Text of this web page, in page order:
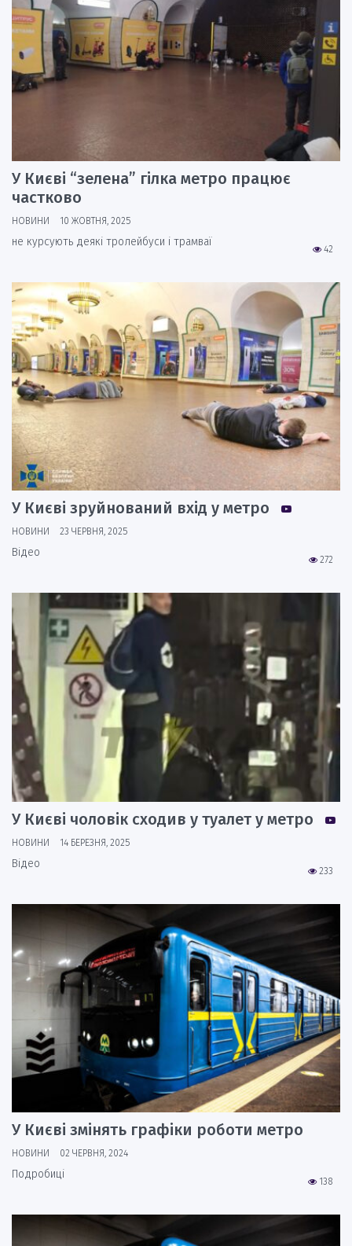
У Києві “зелена” гілка метро працює
частково
НОВИНИ 10 ЖОВТНЯ, 2025
42
не курсують деякі тролейбуси і трамваї
У Києві зруйнований вхід у метро
НОВИНИ 23 ЧЕРВНЯ, 2025
272
Відео
У Києві чоловік сходив у туалет у метро
НОВИНИ 14 БЕРЕЗНЯ, 2025
233
Відео
У Києві змінять графіки роботи метро
НОВИНИ 02 ЧЕРВНЯ, 2024
138
Подробиці